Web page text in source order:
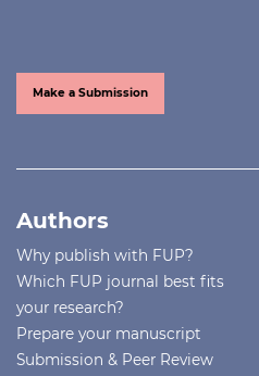
Make a Submission
Authors
Why publish with FUP?
Which FUP journal best fits
your research?
Prepare your manuscript
Submission & Peer Review